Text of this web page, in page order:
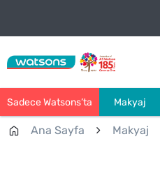
Sadece Watsons’ta Makyaj
Ana Sayfa Makyaj